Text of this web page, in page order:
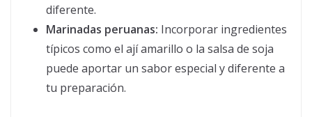
diferente.
Marinadas peruanas: Incorporar ingredientes
típicos como el ají amarillo o la salsa de soja
puede aportar un sabor especial y diferente a
tu preparación.